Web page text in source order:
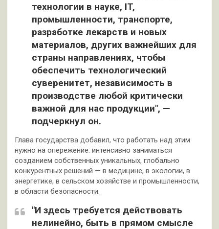
технологии в науке, IT,
промышленности, транспорте,
разработке лекарств и новых
материалов, других важнейших для
страны направлениях, чтобы
обеспечить технологический
суверенитет, независимость в
производстве любой критически
важной для нас продукции", —
подчеркнул он.
Глава государства добавил, что работать над этим
нужно на опережение: интенсивно заниматься
созданием собственных уникальных, глобально
конкурентных решений — в медицине, в экологии, в
энергетике, в сельском хозяйстве и промышленности,
в области безопасности.
"И здесь требуется действовать
нелинейно, быть в прямом смысле